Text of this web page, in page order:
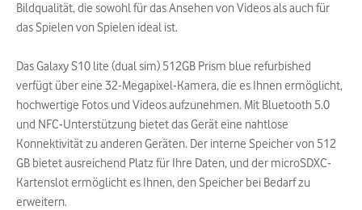
Bildqualität, die sowohl für das Ansehen von Videos als auch für
das Spielen von Spielen ideal ist.
Das Galaxy S10 lite (dual sim) 512GB Prism blue refurbished
verfügt über eine 32-Megapixel-Kamera, die es Ihnen ermöglicht,
hochwertige Fotos und Videos aufzunehmen. Mit Bluetooth 5.0
und NFC-Unterstützung bietet das Gerät eine nahtlose
Konnektivität zu anderen Geräten. Der interne Speicher von 512
GB bietet ausreichend Platz für Ihre Daten, und der microSDXC-
Kartenslot ermöglicht es Ihnen, den Speicher bei Bedarf zu
erweitern.